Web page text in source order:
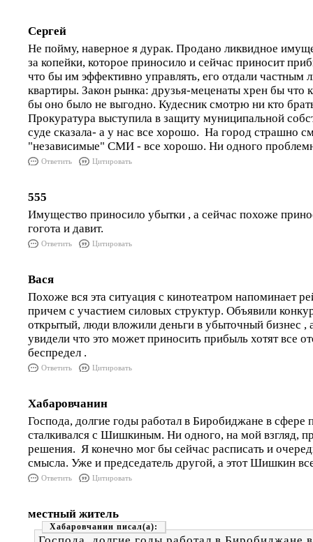
Сергей
Не пойму, наверное я дурак. Продано ликвидное
за копейки, которое приносило и сейчас приносит
что бы им эффективно управлять, его отдали частным
квартиры. Закон рынка: друзья-меценаты хрен бы что
бы оно было не выгодно. Кудесник смотрю ни кто
Прокуратура выступила в защиту муниципальной
суде сказала- а у нас все хорошо. На город страшно
"независимые" СМИ - все хорошо. Ни одного
Ответить Цитировать
555
Имущество приносило убытки , а сейчас похоже
гогота и давит.
Ответить Цитировать
Вася
Похоже вся эта ситуация с кинотеатром напоминает
причем с участием силовых структур. Объявили
открытый, люди вложили деньги в убыточный бизнес ,
увидели что это может приносить прибыль хотят все
беспредел .
Ответить Цитировать
Хабаровчанин
Господа, долгие годы работал в Биробиджане в сфере
сталкивался с Шишкиным. Ни одного, на мой взгляд,
решения. Я конечно мог бы сейчас расписать и
смысла. Уже и председатель другой, а этот Шишкин
Ответить Цитировать
местный житель
Хабаровчанин